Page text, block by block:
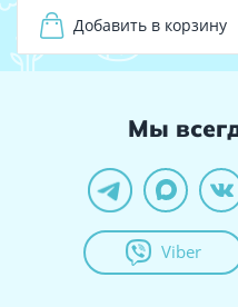
Добавить в корзину
Мы
Viber